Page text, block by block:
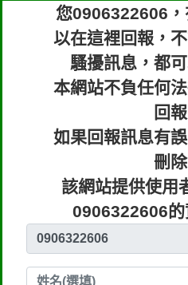
您0906322606
以在這裡回報，
騷擾訊息，都
本網站不負任何
回
如果回報訊息有
刪除
該網站提供使用
0906322606的